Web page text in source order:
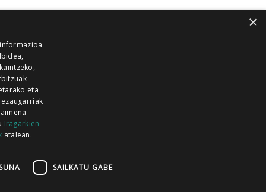
GUKA
GUKA ZUMAIA GUKA
×
eta
Iragarkien
atalean.
SAILKATU GABE